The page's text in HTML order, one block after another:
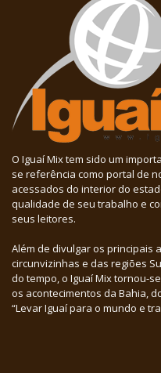
O Iguaí Mix tem sido um
se referência como portal de
acessados do interior do
qualidade de seu trabalho e
seus leitores.
Além de divulgar os principais
circunvizinhas e das regiões
do tempo, o Iguaí Mix tornou-
os acontecimentos da Bahia,
“Levar Iguaí para o mundo e